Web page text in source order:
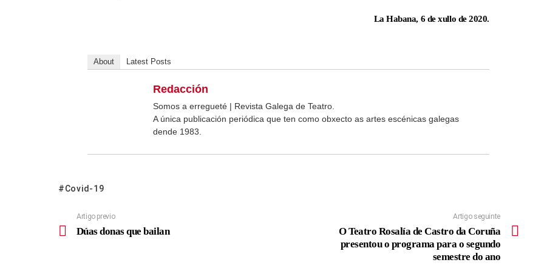
La Habana, 6 de xullo de 2020.
About Latest Posts
Redacción
Somos a erregueté | Revista Galega de Teatro.
A única publicación periódica que ten como obxecto as artes escénicas galegas
dende 1983.
Covid-19
Artigo previo
Dúas donas que bailan
Artigo seguinte
O Teatro Rosalía de Castro da Coruña
presentou o programa para o segundo
semestre do ano